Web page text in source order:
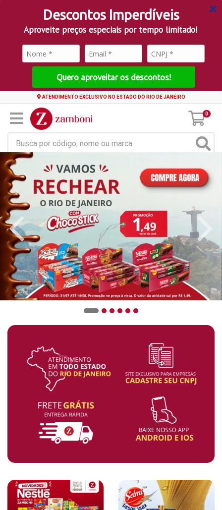
Descontos Imperdíveis
Aproveite preços especiais por tempo limitado!
Quero aproveitar os descontos!
ATENDIMENTO EXCLUSIVO NO ESTADO DO RIO DE JANEIRO
0